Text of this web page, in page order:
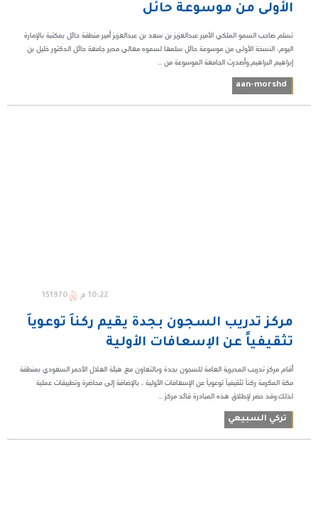
الأولى من موسوعة حائل
تسلم صاحب السمو الملكي الأمير عبدالعزيز بن سعد بن عبدالعزيز أمير منطقة حائل بمكتبة بالإمارة
اليوم، النسخة الأولى من موسوعة حائل سلمها لسموه معالي مدير جامعة حائل الدكتور خليل بن
إبراهيم البراهيم.وأصدرت الجامعة الموسوعة من ...
aan-morshd
10:22 م 151970
مركز تدريب السجون بجدة يقيم ركناً توعوياً
تثقيفياً عن الإسعافات الأولية
أقام مركز تدريب المديرية العامة للسجون بجدة وبالتعاون مع هيئة الهلال الأحمر السعودي بمنطقة
مكة المكرمة ركناً تثقيفياً توعوياً عن الإسعافات الأولية ، بالإضافة إلى محاضرة وتطبيقات عملية
لذلك.وقد حضر لإطلاق هذه المبادرة قائد مركز ...
تركي السبيعي